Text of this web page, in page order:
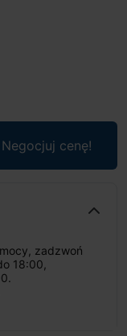
cenę!
zadzwoń
18:00,